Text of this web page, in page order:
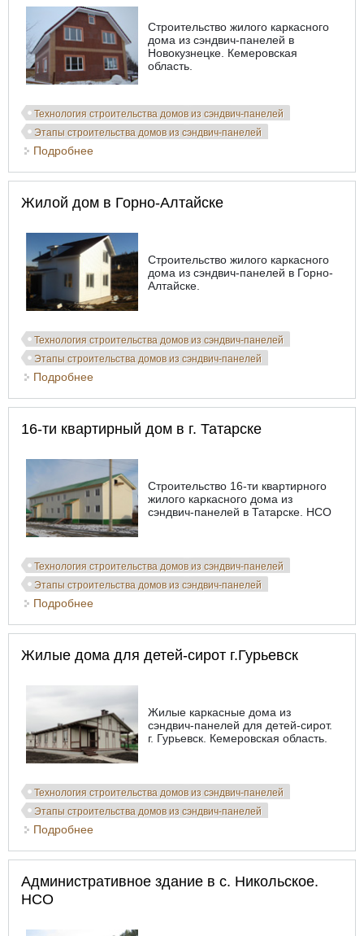
Строительство жилого каркасного
дома из сэндвич-панелей в
Новокузнецке. Кемеровская
область.
Технология строительства домов из сэндвич-панелей
Этапы строительства домов из сэндвич-панелей
Подробнее
Жилой дом в Горно-Алтайске
Строительство жилого каркасного
дома из сэндвич-панелей в Горно-
Алтайске.
Технология строительства домов из сэндвич-панелей
Этапы строительства домов из сэндвич-панелей
Подробнее
16-ти квартирный дом в г. Татарске
Строительство 16-ти квартирного
жилого каркасного дома из
сэндвич-панелей в Татарске. НСО
Технология строительства домов из сэндвич-панелей
Этапы строительства домов из сэндвич-панелей
Подробнее
Жилые дома для детей-сирот г.Гурьевск
Жилые каркасные дома из
сэндвич-панелей для детей-сирот.
г. Гурьевск. Кемеровская область.
Технология строительства домов из сэндвич-панелей
Этапы строительства домов из сэндвич-панелей
Подробнее
Административное здание в с. Никольское.
НСО